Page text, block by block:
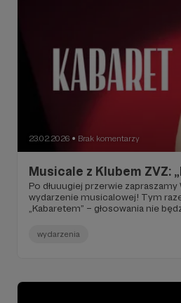
23.02.2026 ● Brak komentarzy
Musicale z Klubem ZVZ:
Po dłuuugiej przerwie zapraszamy
wydarzenie musicalowej! Tym
„Kabaretem” – głosowania nie
wydarzenia